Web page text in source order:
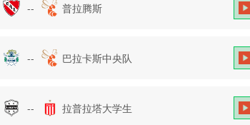
-- 普拉腾斯
-- 巴拉卡斯中央队
-- 拉普拉塔大学生